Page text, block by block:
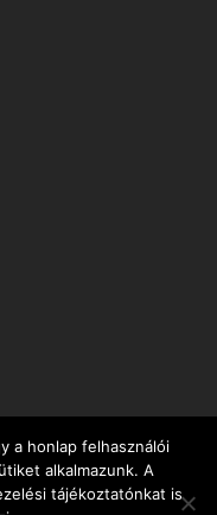
a honlap felhasználói
alkalmazunk. A
tájékoztatónkat is